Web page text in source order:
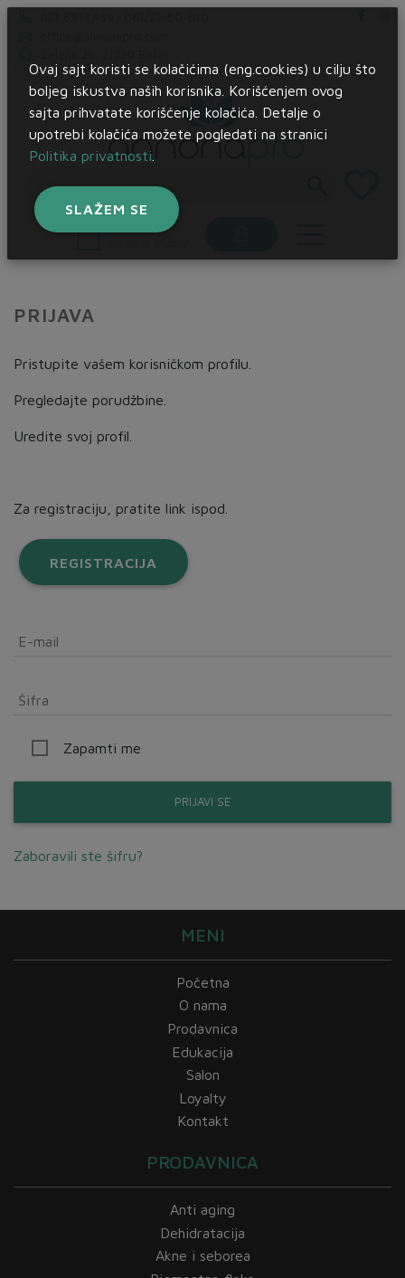
PRIJAVA
Pristupite vašem korisničkom profilu.
Pregledajte porudžbine.
Uredite svoj profil.
Za registraciju, pratite link ispod.
REGISTRACIJA
E-mail
Šifra
Zapamti me
PRIJAVI SE
Zaboravili ste šifru?
MENI
Početna
O nama
Prodavnica
Edukacija
Salon
Loyalty
Kontakt
PRODAVNICA
Anti aging
Dehidratacija
Akne i seborea
Ovaj sajt koristi se kolačićima (eng.cookies) u cilju što
boljeg iskustva naših korisnika. Korišćenjem ovog
sajta prihvatate korišćenje kolačića. Detalje o
upotrebi kolačića možete pogledati na stranici
Politika privatnosti
SLAŽEM SE